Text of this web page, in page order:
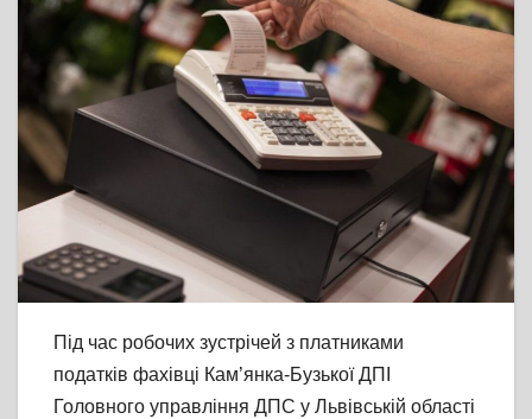
Під час робочих зустрічей з платниками
податків фахівці Кам’янка-Бузької ДПІ
Головного управління ДПС у Львівській області